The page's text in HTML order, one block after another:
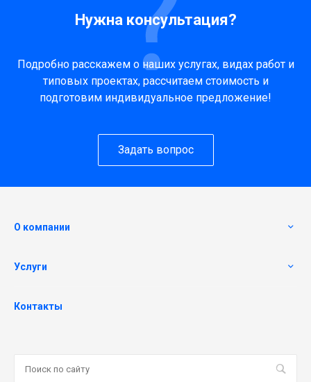
Нужна консультация?
Подробно расскажем о наших услугах, видах работ и
типовых проектах, рассчитаем стоимость и
подготовим индивидуальное предложение!
Задать вопрос
О компании
Услуги
Контакты